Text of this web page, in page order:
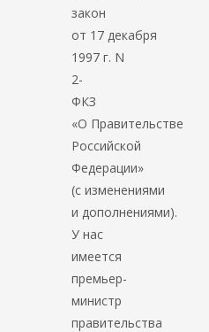
закон
от 17 декабря
1997 г. N
2-
ФКЗ
«О Правительстве
Российской
Федерации»
(с изменениями
и дополнениями).
У нас
имеется
премьер-
министр
правительства